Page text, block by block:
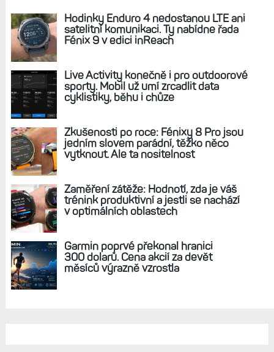
Podrobné srovnání hodinek Epix vs. Fénix 7:
Výdrž, displej, provedení, datová pole a cena